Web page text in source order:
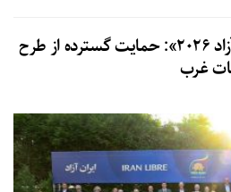
دومین روز اجلاس «ایران آزاد ۲۰۲۶»: حمایت گسترده از طرح